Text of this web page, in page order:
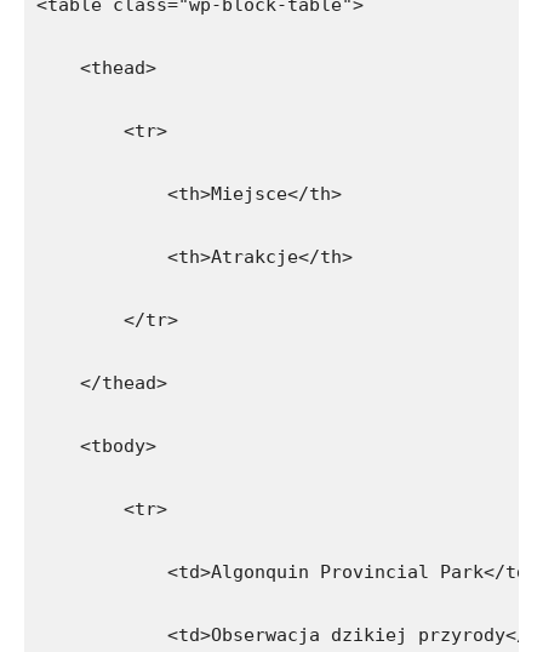
<table class="wp-block-table">
    <thead>
        <tr>
            <th>Miejsce</th>
            <th>Atrakcje</th>
        </tr>
    </thead>
    <tbody>
        <tr>
            <td>Algonquin Provincial Park</td>
<td>Obserwacja dzikiej przyrody</